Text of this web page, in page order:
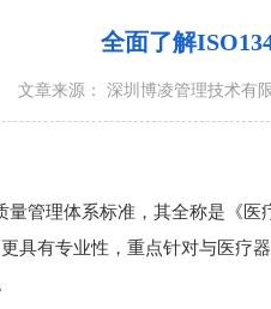
全面了解
文章来源： 深圳博凌管理技术有
管理体系标准，其全称是《
具有专业性，重点针对与医